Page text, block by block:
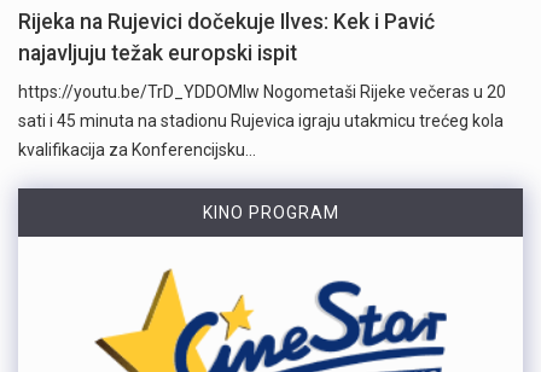
Rijeka na Rujevici dočekuje Ilves: Kek i Pavić
najavljuju težak europski ispit
https://youtu.be/TrD_YDDOMIw Nogometaši Rijeke večeras u 20
sati i 45 minuta na stadionu Rujevica igraju utakmicu trećeg kola
kvalifikacija za Konferencijsku…
KINO PROGRAM